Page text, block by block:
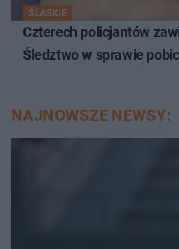
ŚLĄSKIE
Czterech policjantów
Śledztwo w sprawie
NAJNOWSZE NEWSY: